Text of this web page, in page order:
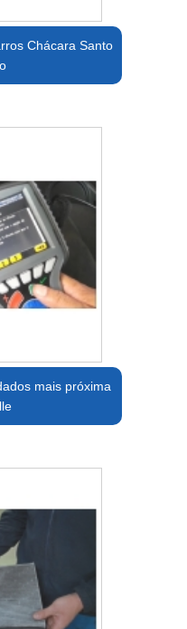
Chácara Santo
mais próxima